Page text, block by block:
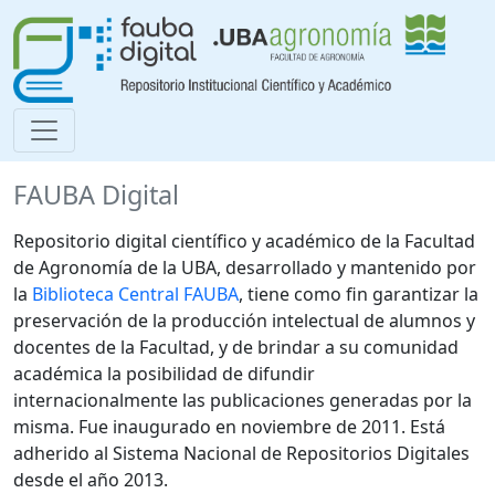
FAUBA Digital
Repositorio digital científico y académico de la Facultad
de Agronomía de la UBA, desarrollado y mantenido por
la Biblioteca Central FAUBA, tiene como fin garantizar la
preservación de la producción intelectual de alumnos y
docentes de la Facultad, y de brindar a su comunidad
académica la posibilidad de difundir
internacionalmente las publicaciones generadas por la
misma. Fue inaugurado en noviembre de 2011. Está
adherido al Sistema Nacional de Repositorios Digitales
desde el año 2013.